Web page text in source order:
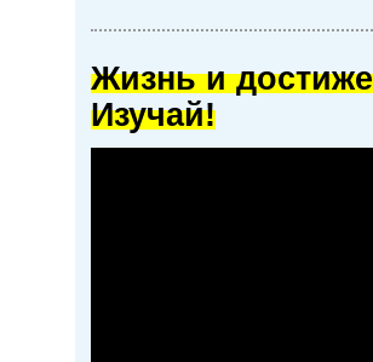
Жизнь и
Изучай!